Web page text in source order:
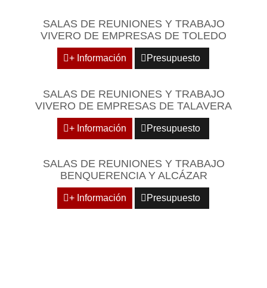
SALAS DE REUNIONES Y TRABAJO
VIVERO DE EMPRESAS DE TOLEDO
+ Información Presupuesto
SALAS DE REUNIONES Y TRABAJO
VIVERO DE EMPRESAS DE TALAVERA
+ Información Presupuesto
SALAS DE REUNIONES Y TRABAJO
BENQUERENCIA Y ALCÁZAR
+ Información Presupuesto